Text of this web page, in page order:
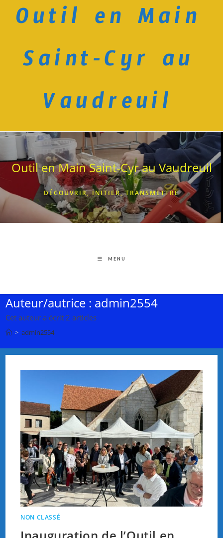
Outil en Main
Saint-Cyr au
Vaudreuil
Outil en Main Saint-Cyr au Vaudreuil
DÉCOUVRIR, INITIER, TRANSMETTRE
MENU
Auteur/autrice : admin2554
Cet auteur a écrit 2 articles
> admin2554
NON CLASSÉ